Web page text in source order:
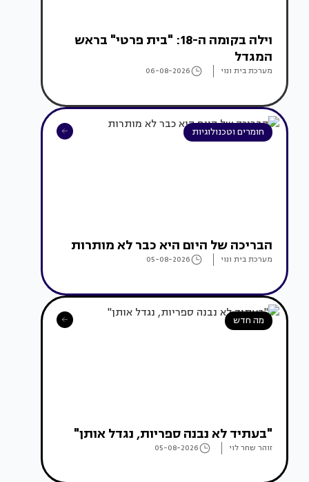
וילה בקומה ה-18: "בית פרטי" בראש
המגדל
מערכת בית ונוי 06-08-2026
חומרים וטכנולוגיות
הבריכה של היום היא כבר לא מותרות
מערכת בית ונוי 05-08-2026
מה חדש
"בעתיד לא נבנה ספריות, נגדל אותן"
זוהר שחר לוי 05-08-2026